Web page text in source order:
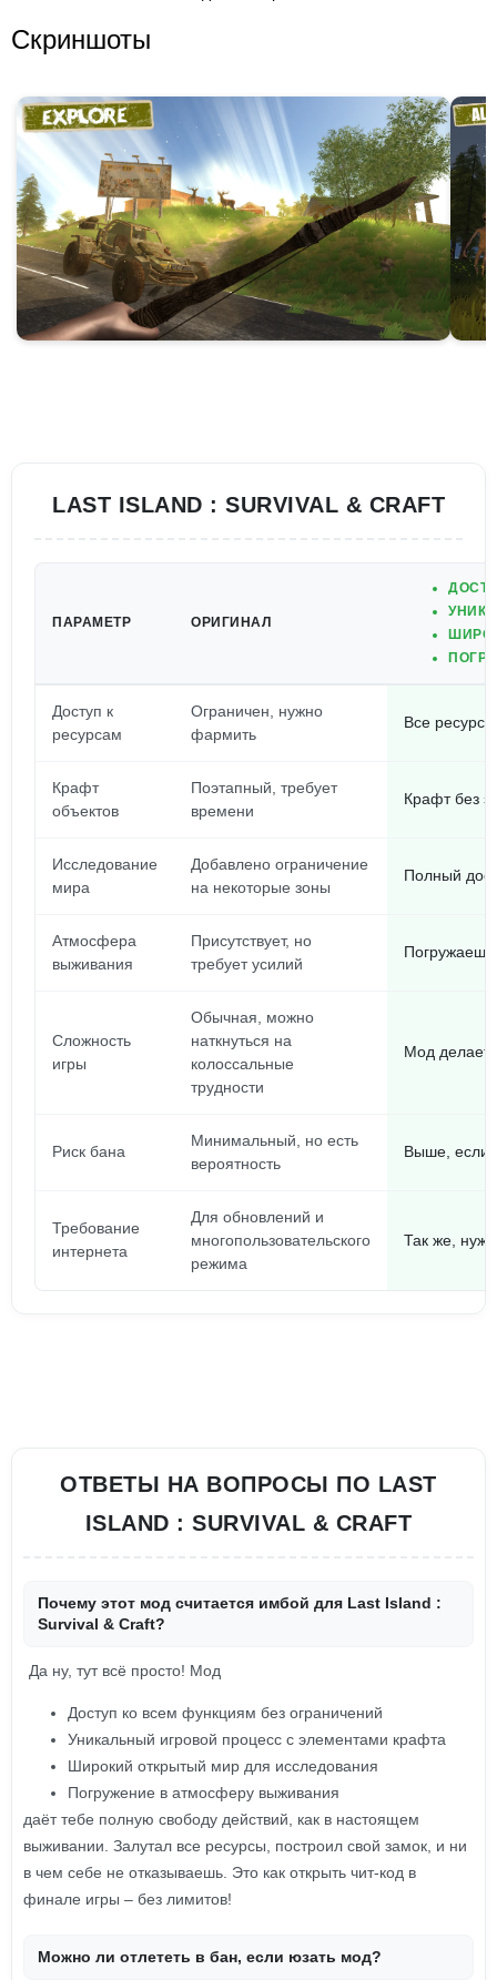
Скриншоты
LAST ISLAND : SURVIVAL & CRAFT
ПАРАМЕТР ОРИГИНАЛ
Доступ к
ресурсам
Ограничен, нужно
фармить
Все
Крафт
объектов
Поэтапный, требует
времени
Крафт без
Исследование
мира
Добавлено ограничение
на некоторые зоны
Полный
Атмосфера
выживания
Присутствует, но
требует усилий
Сложность
игры
Обычная, можно
наткнуться на
колоссальные
трудности
Мод делает
Риск бана
Минимальный, но есть
вероятность
Выше, если
Требование
интернета
Для обновлений и
многопользовательского
режима
Так же,
ОТВЕТЫ НА ВОПРОСЫ ПО LAST
ISLAND : SURVIVAL & CRAFT
Почему этот мод считается имбой для Last Island :
Survival & Craft?
Да ну, тут всё просто! Мод
Доступ ко всем функциям без ограничений
Уникальный игровой процесс с элементами крафта
Широкий открытый мир для исследования
Погружение в атмосферу выживания
даёт тебе полную свободу действий, как в настоящем
выживании. Залутал все ресурсы, построил свой замок, и ни
в чем себе не отказываешь. Это как открыть чит-код в
финале игры – без лимитов!
Можно ли отлететь в бан, если юзать мод?